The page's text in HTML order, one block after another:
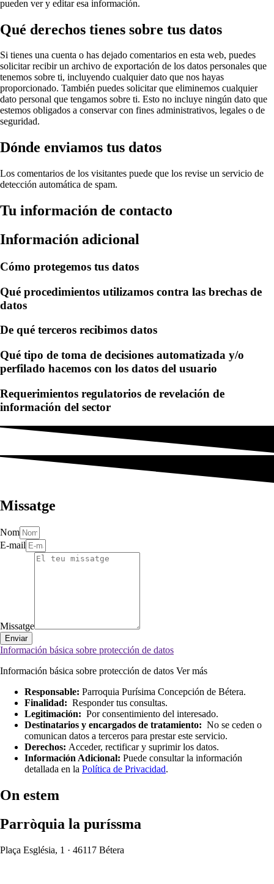
pueden ver y editar esa información.
Qué derechos tienes sobre tus datos
Si tienes una cuenta o has dejado comentarios en esta web, puedes
solicitar recibir un archivo de exportación de los datos personales que
tenemos sobre ti, incluyendo cualquier dato que nos hayas
proporcionado. También puedes solicitar que eliminemos cualquier
dato personal que tengamos sobre ti. Esto no incluye ningún dato que
estemos obligados a conservar con fines administrativos, legales o de
seguridad.
Dónde enviamos tus datos
Los comentarios de los visitantes puede que los revise un servicio de
detección automática de spam.
Tu información de contacto
Información adicional
Cómo protegemos tus datos
Qué procedimientos utilizamos contra las brechas de
datos
De qué terceros recibimos datos
Qué tipo de toma de decisiones automatizada y/o
perfilado hacemos con los datos del usuario
Requerimientos regulatorios de revelación de
información del sector
Missatge
Nom
E-mail
Missatge
Enviar
Información básica sobre protección de datos
Información básica sobre protección de datos Ver más
Responsable: Parroquia Purísima Concepción de Bétera.
Finalidad: Responder tus consultas.
Legitimación: Por consentimiento del interesado.
Destinatarios y encargados de tratamiento: No se ceden o
comunican datos a terceros para prestar este servicio.
Derechos: Acceder, rectificar y suprimir los datos.
Información Adicional: Puede consultar la información
detallada en la Política de Privacidad.
On estem
Parròquia la puríssma
Plaça Església, 1 · 46117 Bétera